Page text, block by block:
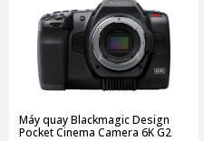
Máy quay Blackmagic Design
Pocket Cinema Camera 6K G2